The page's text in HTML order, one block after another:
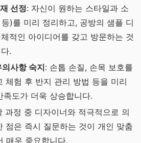
선정: 자신이 원하는 스타일과 소
)를 미리 정리하고, 공방의 샘플 디
적인 아이디어를 갖고 방문하는 것
.
사항 숙지: 손톱 손질, 손목 보호를
체험 후 반지 관리 방법 등을 미리
도가 더욱 상승합니다.
과정 중 디자이너와 적극적으로 의
점은 즉시 질문하는 것이 개인 맞춤
매우 중요합니다.